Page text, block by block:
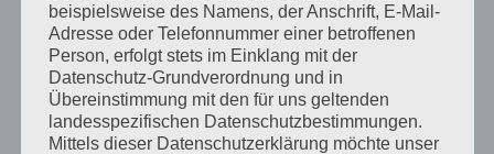
Willkommen
Startseite
beispielsweise des Namens, der Anschrift, E-Mail-
Adresse oder Telefonnummer einer betroffenen
Person, erfolgt stets im Einklang mit der
Datenschutz-Grundverordnung und in
Übereinstimmung mit den für uns geltenden
landesspezifischen Datenschutzbestimmungen.
Mittels dieser Datenschutzerklärung möchte unser